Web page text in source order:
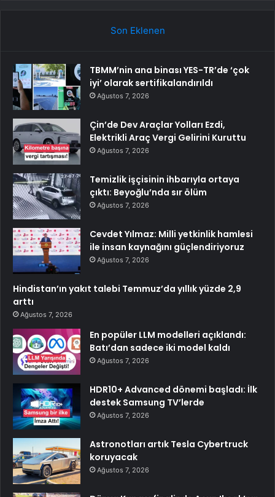
Son Eklenen
TBMM’nin ana binası YES-TR’de ‘çok
iyi’ olarak sertifikalandırıldı
Ağustos 7, 2026
Çin’de Dev Araçlar Yolları Ezdi,
Elektrikli Araç Vergi Gelirini Kuruttu
Ağustos 7, 2026
Temizlik işçisinin ihbarıyla ortaya
çıktı: Beyoğlu’nda sır ölüm
Ağustos 7, 2026
Cevdet Yılmaz: Milli yetkinlik hamlesi
ile insan kaynağını güçlendiriyoruz
Ağustos 7, 2026
Hindistan’ın yakıt talebi Temmuz’da yıllık yüzde 2,9
arttı
Ağustos 7, 2026
En popüler LLM modelleri açıklandı:
Batı’dan sadece iki model kaldı
Ağustos 7, 2026
HDR10+ Advanced dönemi başladı: İlk
destek Samsung TV’lerde
Ağustos 7, 2026
Astronotları artık Tesla Cybertruck
koruyacak
Ağustos 7, 2026